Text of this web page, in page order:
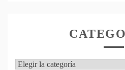
Categorías